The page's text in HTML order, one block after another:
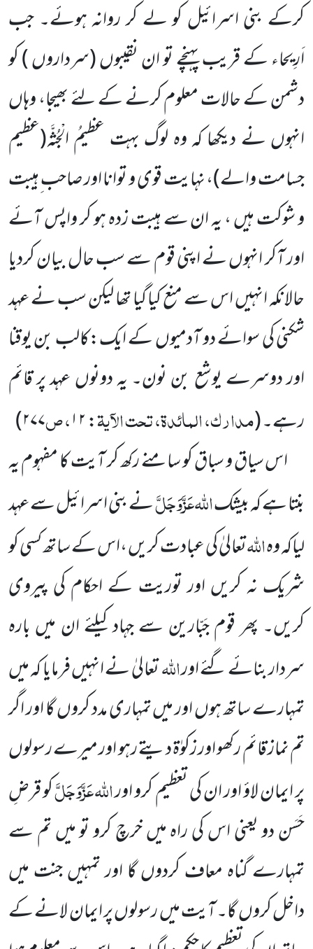
کرکے بنی اسرائیل کو لے کر روانہ ہوئے۔ جب
اَرِیحاء کے قریب پہنچے تو ان نقیبوں(سرداروں )کو
دشمن کے حالات معلوم کرنے کے لئے بھیجا، وہاں
انہوں نے دیکھا کہ وہ لوگ بہت عظیمُ الْجُثَّہ(عظیم
جسامت والے)، نہایت قوی و توانا اور صاحب ِہیبت
و شوکت ہیں ، یہ ان سے ہیبت زدہ ہو کر واپس آئے
اور آکر انہوں نے اپنی قوم سے سب حال بیان کردیا
حالانکہ انہیں اس سے منع کیا گیا تھا لیکن سب نے عہد
شکنی کی سوائے دو آدمیوں کے ایک:کالب بن یوقنا
اور دوسرے یوشع بن نون۔ یہ دونوں عہد پر قائم
رہے۔(مدارک، المائدۃ، تحت الآیۃ:۱۲، ص۲۷۷)
اس سیاق و سباق کو سامنے رکھ کر آیت کا مفہوم یہ
بنتا ہے کہ بیشکاللہعَزَّوَجَلَّنے بنی اسرائیل سے عہد
لیاکہ وہاللہتعالیٰ کی عبادت کریں ،اس کے ساتھ کسی کو
شریک نہ کریں اور توریت کے احکام کی پیروی
کریں۔ پھر قوم جَبّارین سے جہاد کیلئے ان میں بارہ
سردار بنائے گئے اوراللہتعالیٰ نے انہیں فرمایا کہ میں
تمہارے ساتھ ہوں اور میں تمہاری مدد کروں گا اور اگر
تم نماز قائم رکھو اور زکوٰۃ دیتے رہو اور میرے رسولوں
پر ایمان لاؤ اور ان کی تعظیم کرو اوراللہعَزَّوَجَلَّکو قرضِ
حَسَندو یعنی اس کی راہ میں خرچ کرو تو میں تم سے
تمہارے گناہ معاف کردوں گا اور تمہیں جنت میں
داخل کروں گا۔ آیت میںرسولوں پر ایمان لانے کے